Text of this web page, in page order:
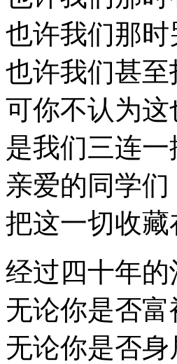
也许我们那时
也许我们甚
可你不认为
是我们三连
亲爱的同学
把这一切收藏
经过四十年
无论你是否
无论你是否